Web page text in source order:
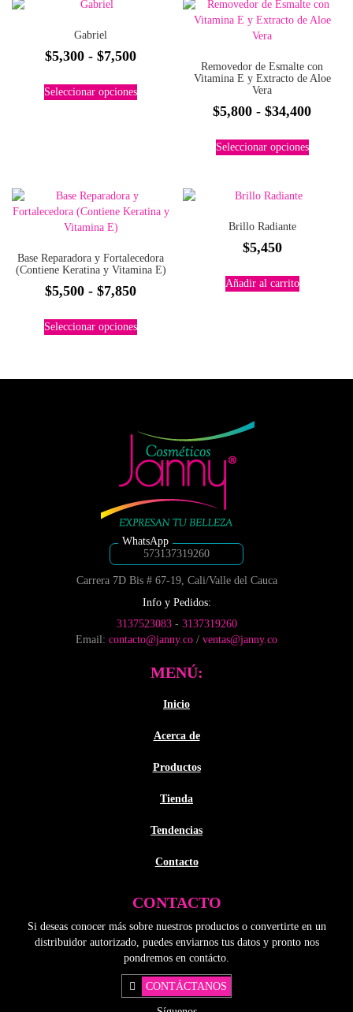
Gabriel
$5,300 - $7,500Rango
precios:
Seleccionar opcionesproducto
pueden
la
página
Removedor de Esmalte con
Vitamina E y Extracto de Aloe
Vera
$5,800 - $34,400Rango
Seleccionar opcionesproducto
Base Reparadora y Fortalecedora
(Contiene Keratina y Vitamina E)
$5,500 - $7,850Rango
precios:
Seleccionar opcionesproducto
variantes.
pueden
elegir
en
la
página
de
producto
Brillo Radiante
$5,450
Añadir al carrito
573137319260
Carrera 7D Bis # 67-19, Cali/Valle del Cauca
Info y Pedidos:
3137523083- 3137319260
Email: contacto@janny.co / ventas@janny.co
MENÚ:
Inicio
Acerca de
Productos
Tienda
Tendencias
Contacto
CONTACTO
Si deseas conocer más sobre nuestros productos o convertirte en un
distribuidor autorizado, puedes enviarnos tus datos y pronto nos
pondremos en contácto.
CONTÁCTANOS